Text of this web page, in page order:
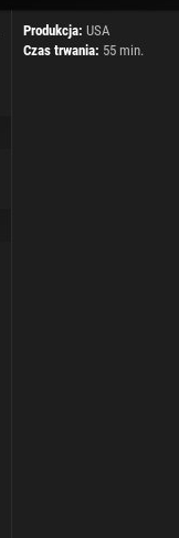
Produkcja: USA
Czas trwania: 55 min.